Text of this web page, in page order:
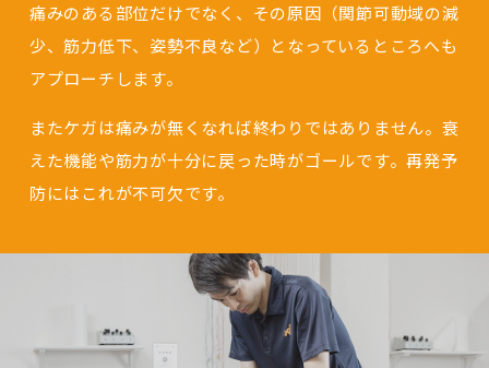
痛みのある部位だけでなく、その原因（関節可動域の減
少、筋力低下、姿勢不良など）となっているところへも
アプローチします。
またケガは痛みが無くなれば終わりではありません。衰
えた機能や筋力が十分に戻った時がゴールです。再発予
防にはこれが不可欠です。